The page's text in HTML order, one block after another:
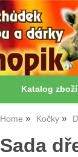
Katalog zboží
Home Kočky
Sada